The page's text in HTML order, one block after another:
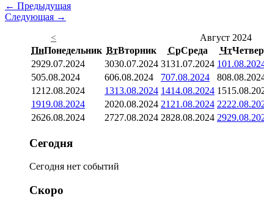
← Предыдущая
Следующая →
<
Август 2024
ПнПонедельник ВтВторник СрСреда Чт
2929.07.2024 3030.07.2024 3131.07.2024 1
505.08.2024 606.08.2024 707.08.2024 8
1212.08.2024 1313.08.2024 1414.08.2024 15
1919.08.2024 2020.08.2024 21 21.08.2024 22
2626.08.2024 2727.08.2024 2828.08.2024 29
Сегодня
Сегодня нет событий
Скоро